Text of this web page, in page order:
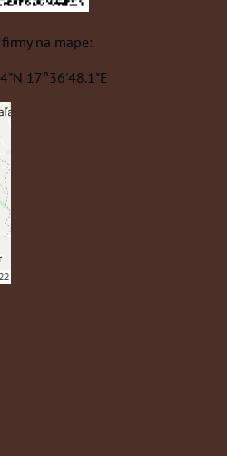
na mape:
17°36'48.1"E